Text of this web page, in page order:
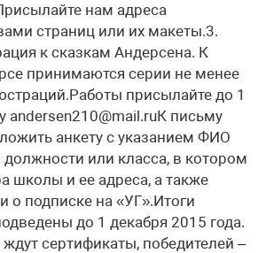
нам адреса
страниц или их макеты.3.
к сказкам Андерсена. К
принимаются серии не менее
присылайте до 1
andersen210@mail.ruК письму
анкету с указанием ФИО
должности или класса, в котором
школы и ее адреса, а также
о подписке на «УГ».Итоги
до 1 декабря 2015 года.
ждут сертификаты, победителей –